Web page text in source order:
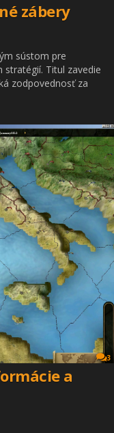
zábery
sústom pre
stratégií. Titul zavedie
zodpovednosť za
3
a